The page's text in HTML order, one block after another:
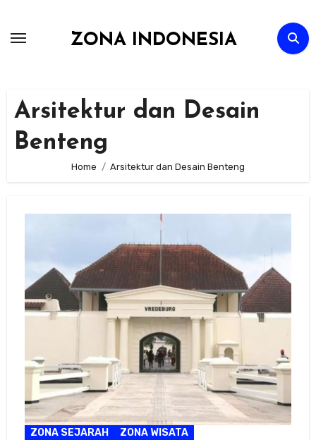
ZONA INDONESIA
Arsitektur dan Desain
Benteng
Home Arsitektur dan Desain Benteng
ZONA SEJARAH ZONA WISATA